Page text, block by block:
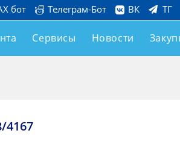
бот Телеграм-Бот ВК ТГ
Сервисы Новости
4167